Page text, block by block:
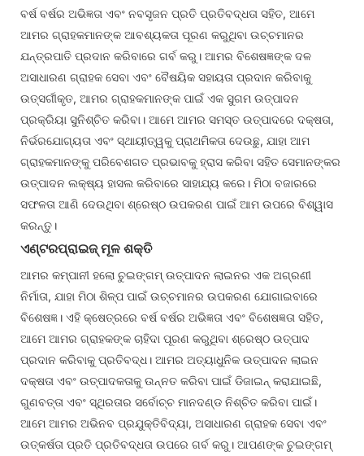
ବର୍ଷ ବର୍ଷର ଅଭିଜ୍ଞତା ଏବଂ ନବସୃଜନ ପ୍ରତି ପ୍ରତିବଦ୍ଧତା ସହିତ, ଆମେ
ଆମର ଗ୍ରାହକମାନଙ୍କ ଆବଶ୍ୟକତା ପୂରଣ କରୁଥିବା ଉଚ୍ଚମାନର
ଯନ୍ତ୍ରପାତି ପ୍ରଦାନ କରିବାରେ ଗର୍ବ କରୁ। ଆମର ବିଶେଷଜ୍ଞଙ୍କ ଦଳ
ଅସାଧାରଣ ଗ୍ରାହକ ସେବା ଏବଂ ବୈଷୟିକ ସହାୟତା ପ୍ରଦାନ କରିବାକୁ
ଉତ୍ସର୍ଗୀକୃତ, ଆମର ଗ୍ରାହକମାନଙ୍କ ପାଇଁ ଏକ ସୁଗମ ଉତ୍ପାଦନ
ପ୍ରକ୍ରିୟା ସୁନିଶ୍ଚିତ କରିବା। ଆମେ ଆମର ସମସ୍ତ ଉତ୍ପାଦରେ ଦକ୍ଷତା,
ନିର୍ଭରଯୋଗ୍ୟତା ଏବଂ ସ୍ଥାୟୀତ୍ୱକୁ ପ୍ରାଥମିକତା ଦେଉଛୁ, ଯାହା ଆମ
ଗ୍ରାହକମାନଙ୍କୁ ପରିବେଶଗତ ପ୍ରଭାବକୁ ହ୍ରାସ କରିବା ସହିତ ସେମାନଙ୍କର
ଉତ୍ପାଦନ ଲକ୍ଷ୍ୟ ହାସଲ କରିବାରେ ସାହାଯ୍ୟ କରେ। ମିଠା ବଜାରରେ
ସଫଳତା ଆଣି ଦେଉଥିବା ଶ୍ରେଷ୍ଠ ଉପକରଣ ପାଇଁ ଆମ ଉପରେ ବିଶ୍ୱାସ
କରନ୍ତୁ।
ଏଣ୍ଟରପ୍ରାଇଜ୍ ମୂଳ ଶକ୍ତି
ଆମର କମ୍ପାନୀ ହଲୋ ଚୁଇଙ୍ଗମ୍ ଉତ୍ପାଦନ ଲାଇନର ଏକ ଅଗ୍ରଣୀ
ନିର୍ମାତା, ଯାହା ମିଠା ଶିଳ୍ପ ପାଇଁ ଉଚ୍ଚମାନର ଉପକରଣ ଯୋଗାଇବାରେ
ବିଶେଷଜ୍ଞ। ଏହି କ୍ଷେତ୍ରରେ ବର୍ଷ ବର୍ଷର ଅଭିଜ୍ଞତା ଏବଂ ବିଶେଷଜ୍ଞତା ସହିତ,
ଆମେ ଆମର ଗ୍ରାହକଙ୍କ ଚାହିଦା ପୂରଣ କରୁଥିବା ଶ୍ରେଷ୍ଠ ଉତ୍ପାଦ
ପ୍ରଦାନ କରିବାକୁ ପ୍ରତିବଦ୍ଧ। ଆମର ଅତ୍ୟାଧୁନିକ ଉତ୍ପାଦନ ଲାଇନ
ଦକ୍ଷତା ଏବଂ ଉତ୍ପାଦକତାକୁ ଉନ୍ନତ କରିବା ପାଇଁ ଡିଜାଇନ୍ କରାଯାଇଛି,
ଗୁଣବତ୍ତା ଏବଂ ସ୍ଥିରତାର ସର୍ବୋଚ୍ଚ ମାନଦଣ୍ଡ ନିଶ୍ଚିତ କରିବା ପାଇଁ।
ଆମେ ଆମର ଅଭିନବ ପ୍ରଯୁକ୍ତିବିଦ୍ୟା, ଅସାଧାରଣ ଗ୍ରାହକ ସେବା ଏବଂ
ଉତ୍କର୍ଷତା ପ୍ରତି ପ୍ରତିବଦ୍ଧତା ଉପରେ ଗର୍ବ କରୁ। ଆପଣଙ୍କ ଚୁଇଙ୍ଗମ୍